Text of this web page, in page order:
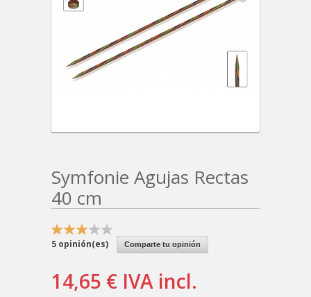
Symfonie Agujas Rectas
40 cm
5 opinión(es) Comparte tu opinión
14,65 € IVA incl.